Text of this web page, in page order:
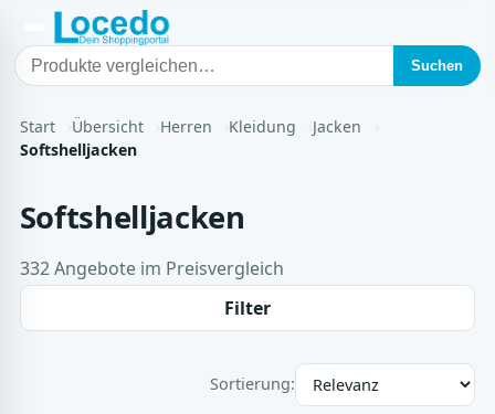
Suchen
Start Übersicht Herren Kleidung
Jacken
Softshelljacken
Softshelljacken
332 Angebote im Preisvergleich
Filter
Sortierung: